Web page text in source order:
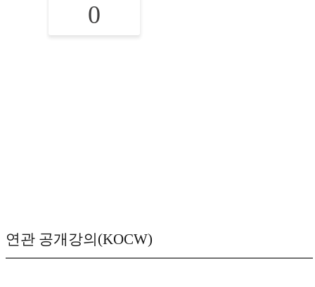
0
연관 공개강의(KOCW)